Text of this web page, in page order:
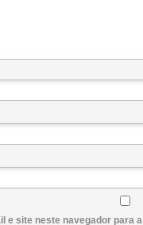
e site neste navegador para